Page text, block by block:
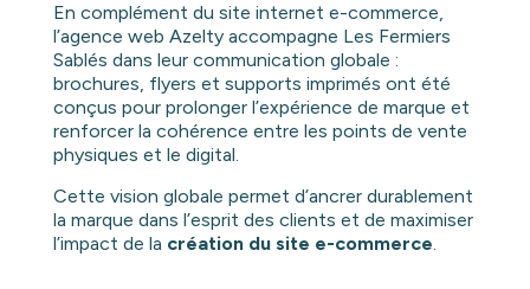
En complément du site internet e-commerce,
l’agence web Azelty accompagne Les Fermiers
Sablés dans leur communication globale :
brochures, flyers et supports imprimés ont été
conçus pour prolonger l’expérience de marque et
renforcer la cohérence entre les points de vente
physiques et le digital.
Cette vision globale permet d’ancrer durablement
la marque dans l’esprit des clients et de maximiser
l’impact de la création du site e-commerce.